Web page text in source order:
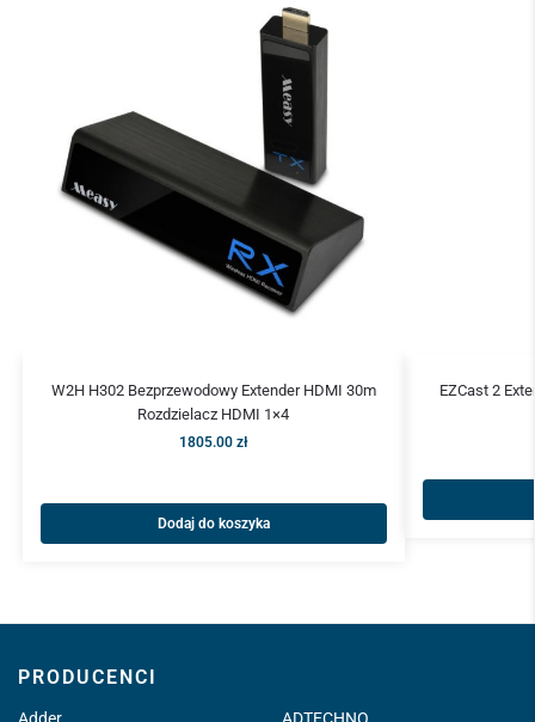
W2H H302 Bezprzewodowy Extender HDMI 30m
Rozdzielacz HDMI 1×4
1805.00 zł
Dodaj do koszyka
EZCast 2
PRODUCENCI
Adder
ADTECHNO